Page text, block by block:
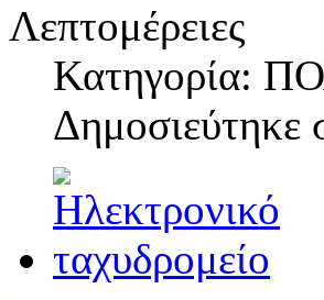
Λεπτομέρειες
Κατηγορία:
Δημοσιεύτηκε